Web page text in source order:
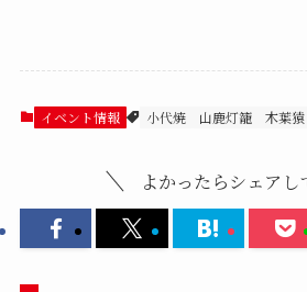
イベント情報 小代焼 山鹿灯籠 木葉猿
よかったらシェアし